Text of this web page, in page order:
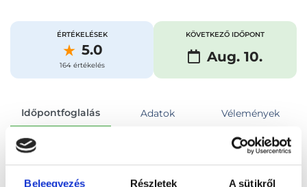
Beleegyezés Részletek A sütikről
ÉRTÉKELÉSEK
5.0
164 értékelés
KÖVETKEZŐ IDŐPONT
Aug. 10.
Időpontfoglalás Adatok Vélemények
Foglalj időpontot